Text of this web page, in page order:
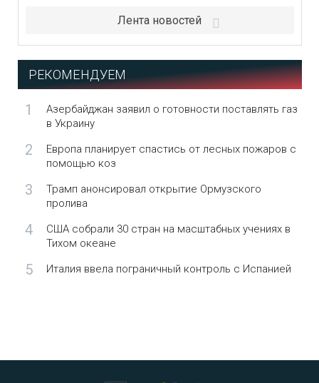
Лента новостей
РЕКОМЕНДУЕМ
1
Азербайджан заявил о готовности поставлять газ
в Украину
2
Европа планирует спастись от лесных пожаров с
помощью коз
3
Трамп анонсировал открытие Ормузского
пролива
4
США собрали 30 стран на масштабных учениях в
Тихом океане
5 Италия ввела пограничный контроль с Испанией